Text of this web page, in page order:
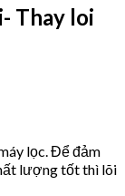
Thay loi
lọc. Để đảm
lượng tốt thì lõi